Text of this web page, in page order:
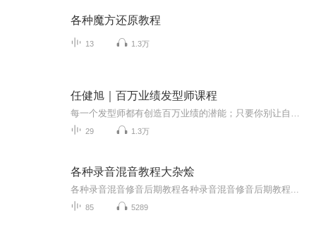
各种魔方还原教程
13 1.3万
任健旭｜百万业绩发型师课程
29 1.3万
各种录音混音教程大杂烩
各种录音混音修音后期教程各种录音混音修音后期教程...
85 5289